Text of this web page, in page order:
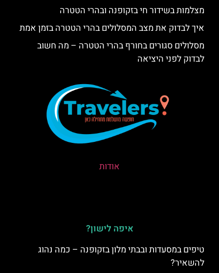
מצלמות בשידור חי בזקופנה ובהרי הטטרה
איך לבדוק את מצב המסלולים בהרי הטטרה בזמן אמת
מסלולים סגורים בחורף בהרי הטטרה – מה חשוב
לבדוק לפני היציאה
אודות
איפה לישון?
טיפים במסעדות ובבתי מלון בזקופנה – כמה נהוג
להשאיר?